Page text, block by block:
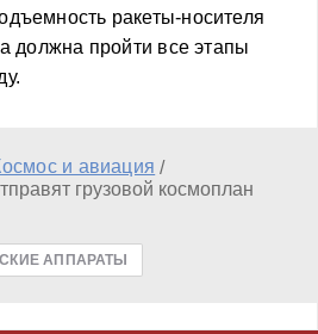
ракеты-носителя
должна пройти все этапы
и авиация /
грузовой космоплан
АППАРАТЫ